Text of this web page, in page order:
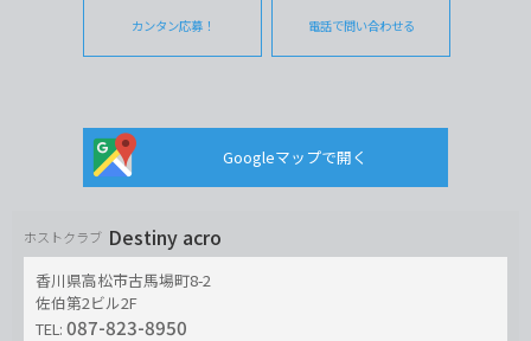
カンタン応募！ 電話で問い合わせる
Googleマップで開く
ホストクラブ Destiny acro
香川県高松市古馬場町8-2
佐伯第2ビル2F
TEL: 087-823-8950